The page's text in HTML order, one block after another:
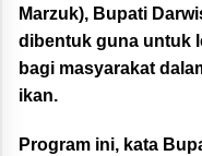
Marzuk), Bupati
dibentuk guna untuk
bagi masyarakat
ikan.
Program ini, kata